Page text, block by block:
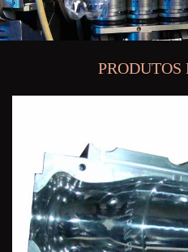
PRODUTOS